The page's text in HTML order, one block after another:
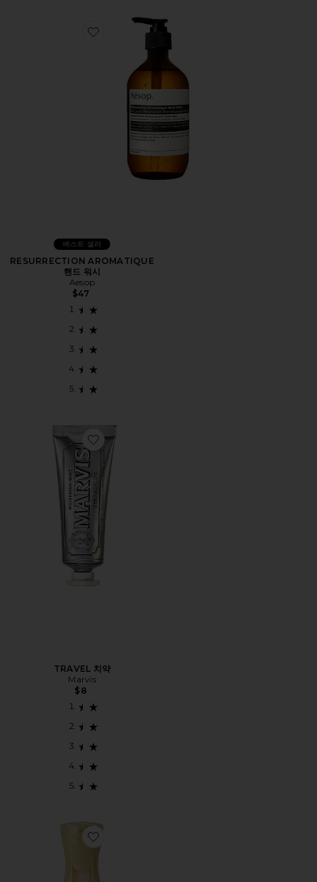
Favorite RESURRECTION AROMATIQUE 핸드 워시
베스트 셀러
RESURRECTION AROMATIQUE
핸드 워시
Aesop
$47
Favorite TRAVEL 치약
TRAVEL 치약
Marvis
$8
Favorite SUNGLAZE BODY MIST SUNSCREEN 선스크린